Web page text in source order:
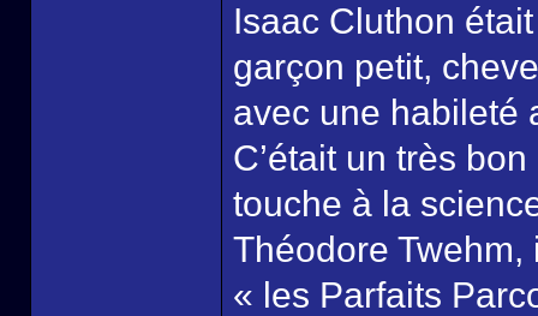
Isaac Cluthon
garçon petit,
avec une habileté
C’était un très
touche à la
Théodore Twehm,
« les Parfaits